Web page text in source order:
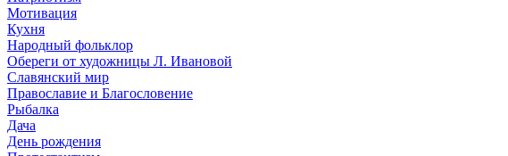
Мотивация
Кухня
Народный фольклор
Обереги от художницы Л. Ивановой
Славянский мир
Православие и Благословение
Рыбалка
Дача
День рождения